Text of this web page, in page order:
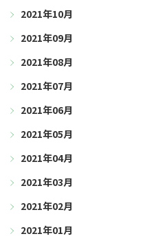
2021年10月
2021年09月
2021年08月
2021年07月
2021年06月
2021年05月
2021年04月
2021年03月
2021年02月
2021年01月